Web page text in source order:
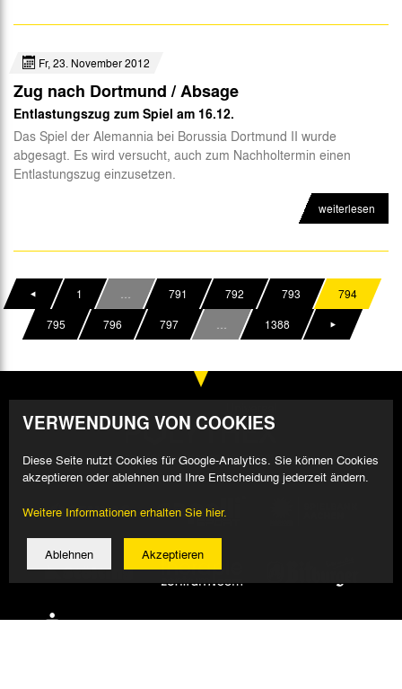
Fr, 23. November 2012
Zug nach Dortmund / Absage
Entlastungszug zum Spiel am 16.12.
Das Spiel der Alemannia bei Borussia Dortmund II wurde
abgesagt. Es wird versucht, auch zum Nachholtermin einen
Entlastungszug einzusetzen.
weiterlesen
1 … 791 792 793
794
795
796 797 … 1388
VERWENDUNG VON COOKIES
Diese Seite nutzt Cookies für Google-Analytics. Sie können Cookies
akzeptieren oder ablehnen und Ihre Entscheidung jederzeit ändern.
Weitere Informationen erhalten Sie hier.
Ablehnen Akzeptieren